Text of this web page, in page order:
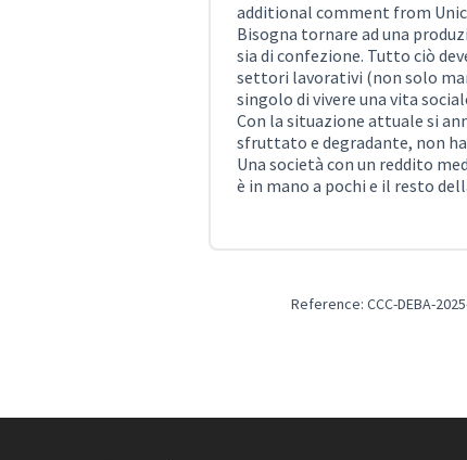
additional comment from
Bisogna tornare ad una
sia di confezione. Tutto ciò
settori lavorativi (non solo
singolo di vivere una vita
Con la situazione attuale si
sfruttato e degradante, non
Una società con un reddito
è in mano a pochi e il resto
Reference: CCC-DEBA-